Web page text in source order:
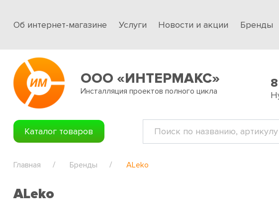
Об интернет-магазине Услуги Новости и акции Бренды
ООО «ИНТЕРМАКС»
Инсталляция проектов полного цикла
Каталог товаров
Главная Бренды ALeko
ALeko